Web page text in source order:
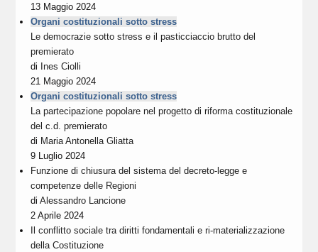
13 Maggio 2024
Organi costituzionali sotto stress
Le democrazie sotto stress e il pasticciaccio brutto del
premierato
di Ines Ciolli
21 Maggio 2024
Organi costituzionali sotto stress
La partecipazione popolare nel progetto di riforma costituzionale
del c.d. premierato
di Maria Antonella Gliatta
9 Luglio 2024
Funzione di chiusura del sistema del decreto-legge e
competenze delle Regioni
diAlessandro Lancione
2 Aprile 2024
Il conflitto sociale tra diritti fondamentali e ri-materializzazione
della Costituzione